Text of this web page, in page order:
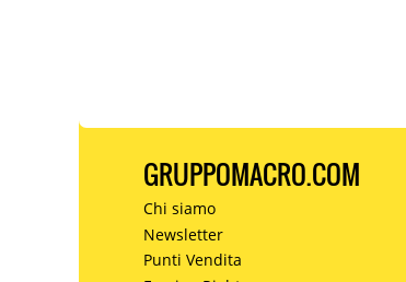
GRUPPOMACRO.COM
Chi siamo
Newsletter
Punti Vendita